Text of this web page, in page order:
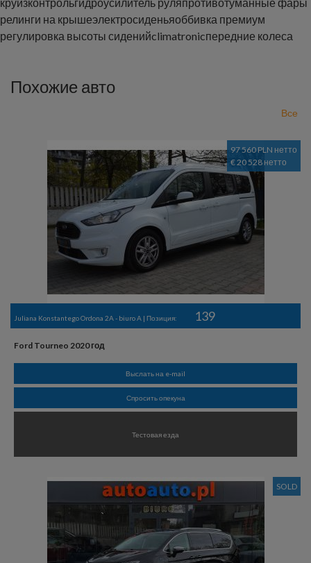
релинги на крышеэлектросиденьяоббивка премиум
регулировка высоты сиденийclimatronicпередние колеса
Похожие авто
Все
97 560 PLN нетто
€ 20 528 нетто
Juliana Konstantego Ordona 2A - biuro A | Позиция: 139
Ford Tourneo 2020 год
Выслать на e-mail
Спросить опекуна
Тестовая езда
SOLD